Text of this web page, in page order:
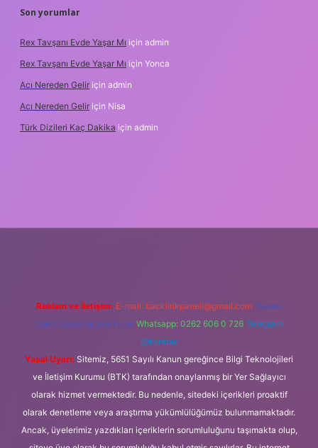
Son yorumlar
Rex Tavşanı Evde Yaşar Mı için admin
Rex Tavşanı Evde Yaşar Mı için Yonca
Acı Nereden Gelir için admin
Acı Nereden Gelir için Nisa
Türk Dizileri Kaç Dakika için admin
Reklam ve İletişim: E-mail: backlinkpaneli@gmail.com Teams:
forumhizmeti@gmail.com Whatsapp: 0262 606 0 726 Telegram:
@karabul
Yasal Uyarı: Sitemiz, 5651 Sayılı Kanun gereğince Bilgi Teknolojileri
ve İletişim Kurumu (BTK) tarafından onaylanmış bir Yer Sağlayıcı
olarak hizmet vermektedir. Bu nedenle, sitedeki içerikleri proaktif
olarak denetleme veya araştırma yükümlülüğümüz bulunmamaktadır.
Ancak, üyelerimiz yazdıkları içeriklerin sorumluluğunu taşımakta olup,